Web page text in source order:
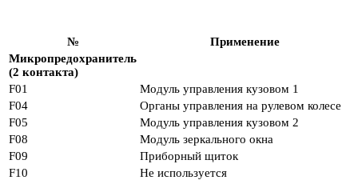
№
Применение
Микропредохранитель
(2 контакта)
F01
Модуль управления кузовом 1
F04
Органы управления на рулевом колесе
F05
Модуль управления кузовом 2
F08
Модуль зеркального окна
F09
Приборный щиток
F10
Не используется